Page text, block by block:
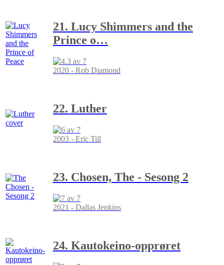
21. Lucy Shimmers and the
Prince o…
2020 - Rob Diamond
22. Luther
2003 - Eric Till
23. Chosen, The - Sesong 2
2021 - Dallas Jenkins
24. Kautokeino-opprøret